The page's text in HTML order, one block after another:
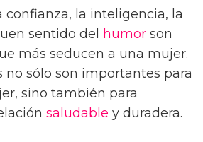
confianza, la inteligencia, la
sentido del
humor son
más seducen a una mujer.
no sólo son importantes para
sino también para
saludable y duradera.